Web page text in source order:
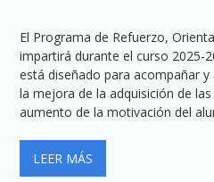
El Programa de Refuerzo,
impartirá durante el curso 2025-
está diseñado para acompañar
la mejora de la adquisición de
aumento de la motivación del
LEER MÁS